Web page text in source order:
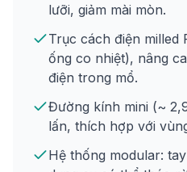
lưỡi, giảm mài mòn.
Trục cách điện milled
ống co nhiệt), nâng
điện trong mổ.
Đường kính mini (~
lấn, thích hợp với
Hệ thống modular: